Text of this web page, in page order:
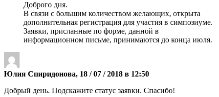
Доброго дня.
В связи с большим количеством желающих, открыта
дополнительная регистрация для участия в симпозиуме.
Заявки, присланные по форме, данной в
информационном письме, принимаются до конца июля.
Юлия Спиридонова, 18 / 07 / 2018 в 12:50
Добрый день. Подскажите статус заявки. Спасибо!